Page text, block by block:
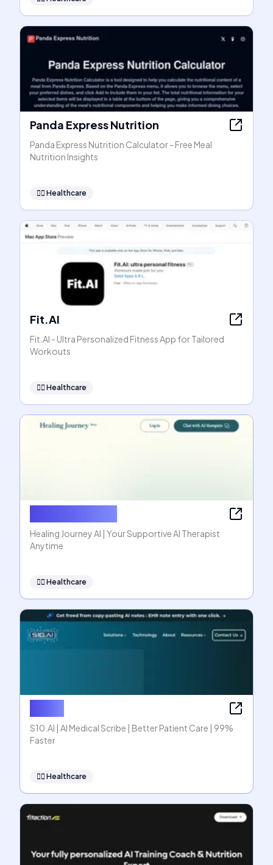
Panda Express Nutrition
Panda Express Nutrition Calculator - Free Meal
Nutrition Insights
👩‍⚕️ Healthcare
Fit.AI
Fit.AI - Ultra Personalized Fitness App for Tailored
Workouts
👩‍⚕️ Healthcare
Healing Journey AI | Your Supportive AI Therapist
Anytime
👩‍⚕️ Healthcare
S10.AI | AI Medical Scribe | Better Patient Care | 99%
Faster
👩‍⚕️ Healthcare